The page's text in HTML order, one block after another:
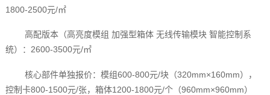
1800-2500元/㎡
高配版本（高亮度模组 加强型箱体 无线传输模块 智能控制系
统）：2600-3500元/㎡
核心部件单独报价：模组600-800元/块（320mm×160mm），
控制卡800-1500元/张，箱体1200-1800元/个（960mm×960mm）